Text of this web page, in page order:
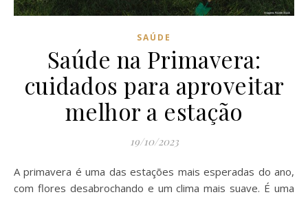
SAÚDE
Saúde na Primavera:
cuidados para aproveitar
melhor a estação
19/10/2023
A primavera é uma das estações mais esperadas do ano,
com flores desabrochando e um clima mais suave. É uma